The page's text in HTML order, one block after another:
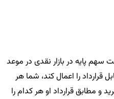
سهم پایه در بازار نقدی در موعد
مقابل قرارداد را اعمال کند، شما هر
210 تومان می‌خرید و مطابق قرارداد او هر کدام را